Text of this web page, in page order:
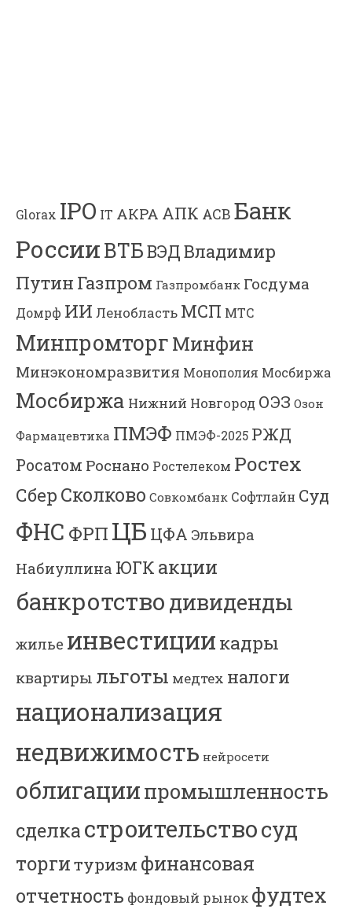
Glorax IPO IT АКРА АПК АСВ Банк
РоссииВТБВЭДВладимир
Путин Газпром Газпромбанк Госдума
Домрф ИИ Ленобласть МСП МТС
МинпромторгМинфин
Минэкономразвития Монополия Мосбиржа
Мосбиржа Нижний Новгород ОЭЗ Озон
Фармацевтика ПМЭФ ПМЭФ-2025 РЖД
Росатом Роснано Ростелеком Ростех
Сбер Сколково Совкомбанк Софтлайн Суд
ФНС ФРП ЦБ ЦФА Эльвира
Набиуллина ЮГК акции
банкротство дивиденды
жилье инвестиции кадры
квартиры льготы медтех налоги
национализация
недвижимость нейросети
облигациипромышленность
сделкастроительствосуд
торгитуризм финансовая
отчетность фондовый рынок фудтех